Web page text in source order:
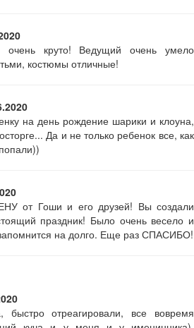
очень круто! Ведущий очень умело
костюмы отличные!
на день рождение шарики и клоуна,
Да и не только ребенок все, как
от Гоши и его друзей! Вы создали
праздник! Было очень весело и
на долго. Еще раз СПАСИБО!
быстро отреагировали, все вовремя